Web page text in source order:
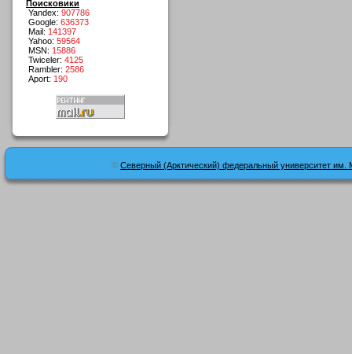
Поисковики
Yandex: 907786
Google: 636373
Mail: 141397
Yahoo: 59564
MSN: 15886
Twiceler: 4125
Rambler: 2586
Aport: 190
© Северный (Арктический) федеральный университет